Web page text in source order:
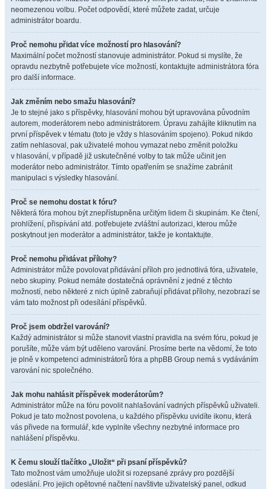
neomezenou volbu. Počet odpovědí, které můžete zadat, určuje
administrátor boardu.
Proč nemohu přidat více možností pro hlasování?
Maximální počet možností stanovuje administrátor. Pokud si myslíte, že
opravdu nezbytně potřebujete více možností, kontaktujte administrátora fóra
pro další informace.
Jak změním nebo smažu hlasování?
Je to stejné jako s příspěvky, hlasování mohou být upravována původním
autorem, moderátorem nebo administrátorem. Úpravu zahájíte kliknutím na
první příspěvek v tématu (toto je vždy s hlasováním spojeno). Pokud nikdo
zatím nehlasoval, pak uživatelé mohou vymazat nebo změnit položku
v hlasování, v případě již uskutečněné volby to tak může učinit jen
moderátor nebo administrátor. Tímto opatřením se snažíme zabránit
manipulaci s výsledky hlasování.
Proč se nemohu dostat k fóru?
Některá fóra mohou být znepřístupněna určitým lidem či skupinám. Ke čtení,
prohlížení, přispívání atd. potřebujete zvláštní autorizaci, kterou může
poskytnout jen moderátor a administrátor, takže je kontaktujte.
Proč nemohu přidávat přílohy?
Administrátor může povolovat přidávání příloh pro jednotlivá fóra, uživatele,
nebo skupiny. Pokud nemáte dostatečná oprávnění z jedné z těchto
možností, nebo některé z nich úplně zabraňují přidávat přílohy, nezobrazí se
vám tato možnost při odesílání příspěvků.
Proč jsem obdržel varování?
Každý administrátor si může stanovit vlastní pravidla na svém fóru, pokud je
porušíte, může vám být uděleno varování. Prosíme berte na vědomí, že toto
je plně v kompetenci administrátorů fóra a phpBB Group nemá s vydáváním
varování nic společného.
Jak mohu nahlásit příspěvek moderátorům?
Administrátor může na fóru povolit nahlašování vadných příspěvků uživateli.
Pokud je tato možnost povolena, u každého příspěvku uvidíte ikonu, která
vás přivede na formulář, kde vyplníte všechny nezbytné informace pro
nahlášení příspěvku.
K čemu slouží tlačítko „Uložit“ při psaní příspěvků?
Tato možnost vám umožňuje uložit si rozepsané zprávy pro pozdější
odeslání. Pro jejich opětovné načtení navštivte uživatelský panel, odkud